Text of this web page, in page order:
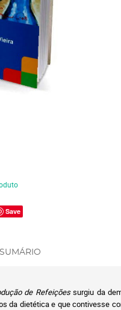
Save
SUMÁRIO
de Refeições surgiu da
da dietética e que contivesse